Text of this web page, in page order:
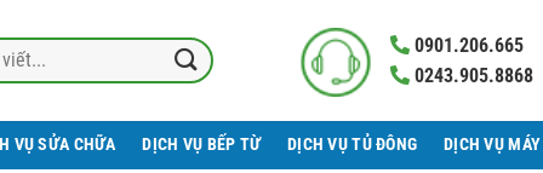
0901.206.665
0243.905.8868
VỤ SỬA CHỮA DỊCH VỤ BẾP TỪ DỊCH VỤ TỦ ĐÔNG DỊCH VỤ